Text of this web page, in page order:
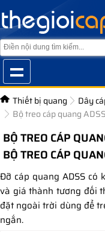
Thiết bị quang Dây
Bộ treo cáp quang
BỘ TREO CÁP
BỘ TREO CÁP
Đỡ cáp quang ADSS có
và giá thành tương đối
đặt ngoài trời dùng để
ngắn.